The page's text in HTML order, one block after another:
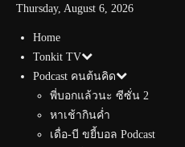
Thursday, August 6, 2026
Home
Tonkit TV
Podcast คนต้นคิด
พี่บอกแล้วนะ ซีซั่น 2
หาเช้ากินค่ำ
เดื่อ-บี ขยี้บอล Podcast